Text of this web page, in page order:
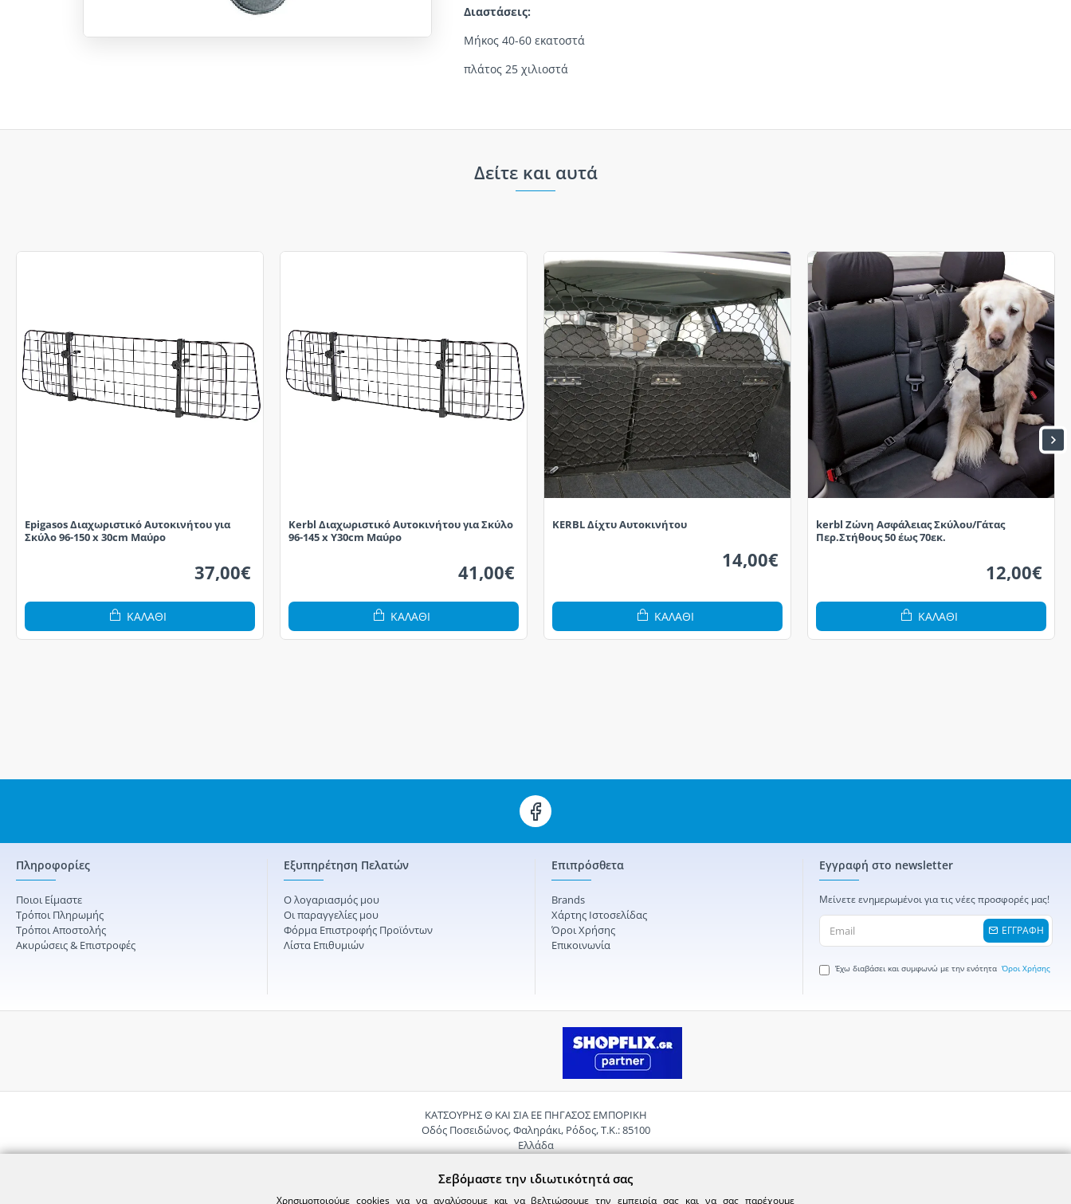
Διαστάσεις:
Μήκος 40-60 εκατοστά
πλάτος 25 χιλιοστά
Δείτε και αυτά
Epigasos Διαχωριστικό Αυτοκινήτου για
Σκύλο 96-150 x 30cm Μαύρο
37,00€
ΚΑΛΆΘΙ
Kerbl Διαχωριστικό Αυτοκινήτου για Σκύλο
96-145 x Υ30cm Μαύρο
41,00€
ΚΑΛΆΘΙ
KERBL Δίχτυ Αυτοκινήτου
14,00€
ΚΑΛΆΘΙ
kerbl Ζώνη Ασφάλειας Σκύλου/Γάτας
Περ.Στήθους 50 έως 70εκ.
12,00€
ΚΑΛΆΘΙ
Πληροφορίες
Ποιοι Είμαστε
Τρόποι Πληρωμής
Τρόποι Αποστολής
Ακυρώσεις & Επιστροφές
Εξυπηρέτηση Πελατών
Ο λογαριασμός μου
Οι παραγγελίες μου
Φόρμα Επιστροφής Προϊόντων
Λίστα Επιθυμιών
Επιπρόσθετα
Brands
Χάρτης Ιστοσελίδας
Όροι Χρήσης
Επικοινωνία
Εγγραφή στο newsletter
Μείνετε ενημερωμένοι για τις νέες προσφορές μας!
ΕΓΓΡΑΦΗ
Έχω διαβάσει και συμφωνώ με την ενότητα Όροι Χρήσης
ΚΑΤΣΟΥΡΗΣ Θ ΚΑΙ ΣΙΑ ΕΕ ΠΗΓΑΣΟΣ ΕΜΠΟΡΙΚΗ
Οδός Ποσειδώνος, Φαληράκι, Ρόδος, Τ.Κ.: 85100
Ελλάδα
Email:pigasosemporiki@gmail.com
Σεβόμαστε την ιδιωτικότητά σας
Χρησιμοποιούμε cookies για να αναλύσουμε και να βελτιώσουμε την εμπειρία σας και να σας παρέχουμε